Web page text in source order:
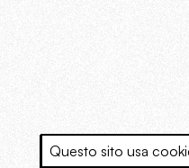
Questo sito usa